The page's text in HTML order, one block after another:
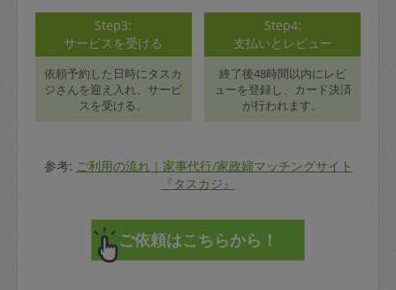
Step3:
サービスを受ける
依頼予約した日時にタスカ
ジさんを迎え入れ、サービ
スを受ける。
Step4:
支払いとレビュー
終了後48時間以内にレビ
ューを登録し、カード決済
が行われます。
参考: ご利用の流れ｜家事代行/家政婦マッチングサイト
『タスカジ』